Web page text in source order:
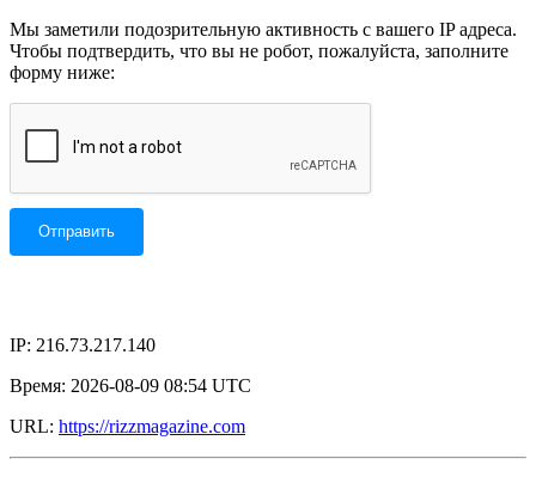
Мы заметили подозрительную активность с вашего IP адреса.
Чтобы подтвердить, что вы не робот, пожалуйста, заполните
форму ниже:
IP: 216.73.217.140
Время: 2026-08-09 08:54 UTC
URL: https://rizzmagazine.com